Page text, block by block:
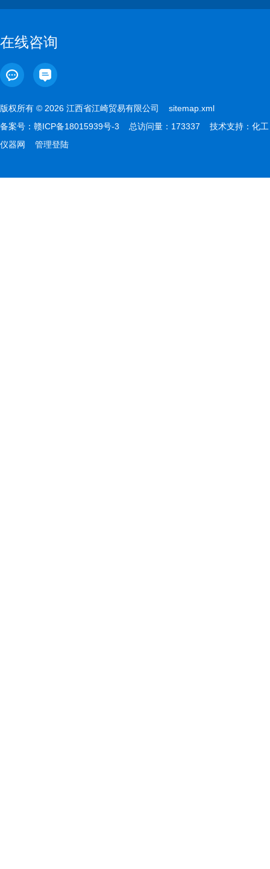
在线咨询
版权所有 © 2026 江西省江崎贸易有限公司 sitemap.xml
备案号： 赣ICP备18015939号-3 总访问量：173337 技术支持： 化工
仪器网
管理登陆